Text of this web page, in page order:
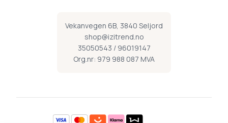
Vekanvegen 6B, 3840 Seljord
shop@izitrend.no
35050543 / 96019147
Org.nr: 979 988 087 MVA